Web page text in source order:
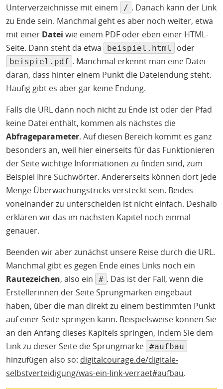
Unterverzeichnisse mit einem
/ . Danach kann der Link
zu Ende sein. Manchmal geht es aber noch weiter, etwa
mit einer Datei wie einem PDF oder eben einer HTML-
Seite. Dann steht da etwa
beispiel.html oder
beispiel.pdf . Manchmal erkennt man eine Datei
daran, dass hinter einem Punkt die Dateiendung steht.
Häufig gibt es aber gar keine Endung.
Falls die URL dann noch nicht zu Ende ist oder der Pfad
keine Datei enthält, kommen als nächstes die
Abfrageparameter. Auf diesen Bereich kommt es ganz
besonders an, weil hier einerseits für das Funktionieren
der Seite wichtige Informationen zu finden sind, zum
Beispiel Ihre Suchwörter. Andererseits können dort jede
Menge Überwachungstricks versteckt sein. Beides
voneinander zu unterscheiden ist nicht einfach. Deshalb
erklären wir das im nächsten Kapitel noch einmal
genauer.
Beenden wir aber zunächst unsere Reise durch die URL.
Manchmal gibt es gegen Ende eines Links noch ein
Rautezeichen, also ein # . Das ist der Fall, wenn die
Erstellerinnen der Seite Sprungmarken eingebaut
haben, über die man direkt zu einem bestimmten Punkt
auf einer Seite springen kann. Beispielsweise können Sie
an den Anfang dieses Kapitels springen, indem Sie dem
Link zu dieser Seite die Sprungmarke #aufbau
hinzufügen also so: digitalcourage.de/digitale-
selbstverteidigung/was-ein-link-verraet#aufbau.